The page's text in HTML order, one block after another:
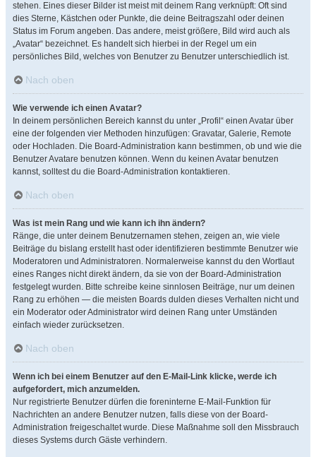
stehen. Eines dieser Bilder ist meist mit deinem Rang verknüpft: Oft sind
dies Sterne, Kästchen oder Punkte, die deine Beitragszahl oder deinen
Status im Forum angeben. Das andere, meist größere, Bild wird auch als
„Avatar“ bezeichnet. Es handelt sich hierbei in der Regel um ein
persönliches Bild, welches von Benutzer zu Benutzer unterschiedlich ist.
Nach oben
Wie verwende ich einen Avatar?
In deinem persönlichen Bereich kannst du unter „Profil“ einen Avatar über
eine der folgenden vier Methoden hinzufügen: Gravatar, Galerie, Remote
oder Hochladen. Die Board-Administration kann bestimmen, ob und wie die
Benutzer Avatare benutzen können. Wenn du keinen Avatar benutzen
kannst, solltest du die Board-Administration kontaktieren.
Nach oben
Was ist mein Rang und wie kann ich ihn ändern?
Ränge, die unter deinem Benutzernamen stehen, zeigen an, wie viele
Beiträge du bislang erstellt hast oder identifizieren bestimmte Benutzer wie
Moderatoren und Administratoren. Normalerweise kannst du den Wortlaut
eines Ranges nicht direkt ändern, da sie von der Board-Administration
festgelegt wurden. Bitte schreibe keine sinnlosen Beiträge, nur um deinen
Rang zu erhöhen — die meisten Boards dulden dieses Verhalten nicht und
ein Moderator oder Administrator wird deinen Rang unter Umständen
einfach wieder zurücksetzen.
Nach oben
Wenn ich bei einem Benutzer auf den E-Mail-Link klicke, werde ich
aufgefordert, mich anzumelden.
Nur registrierte Benutzer dürfen die foreninterne E-Mail-Funktion für
Nachrichten an andere Benutzer nutzen, falls diese von der Board-
Administration freigeschaltet wurde. Diese Maßnahme soll den Missbrauch
dieses Systems durch Gäste verhindern.